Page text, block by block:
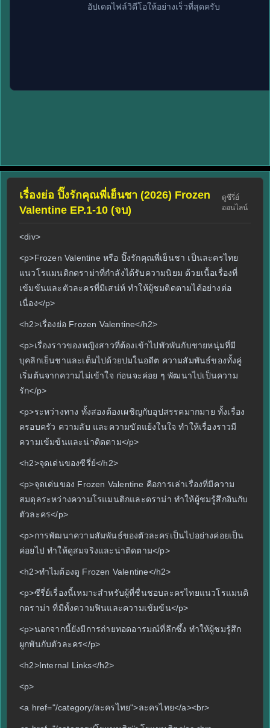
อัปเดตไฟล์วิดีโอให้อย่างเร็วที่สุดครับ
เรื่องย่อ ปิ๊งรักคุณพี่เย็นชา (2026) Frozen
Valentine EP.1-10 (จบ)
ดูซีรี่ย์
ออนไลน์
<div>
<p>Frozen Valentine หรือ ปิ๊งรักคุณพี่เย็นชา เป็นละครไทย
แนวโรแมนติกดราม่าที่กำลังได้รับความนิยม ด้วยเนื้อเรื่องที่
เข้มข้นและตัวละครที่มีเสน่ห์ ทำให้ผู้ชมติดตามได้อย่างต่อ
เนื่อง</p>
<h2>เรื่องย่อ Frozen Valentine</h2>
<p>เรื่องราวของหญิงสาวที่ต้องเข้าไปพัวพันกับชายหนุ่มที่มี
บุคลิกเย็นชาและเต็มไปด้วยปมในอดีต ความสัมพันธ์ของทั้งคู่
เริ่มต้นจากความไม่เข้าใจ ก่อนจะค่อย ๆ พัฒนาไปเป็นความ
รัก</p>
<p>ระหว่างทาง ทั้งสองต้องเผชิญกับอุปสรรคมากมาย ทั้งเรื่อง
ครอบครัว ความลับ และความขัดแย้งในใจ ทำให้เรื่องราวมี
ความเข้มข้นและน่าติดตาม</p>
<h2>จุดเด่นของซีรี่ย์</h2>
<p>จุดเด่นของ Frozen Valentine คือการเล่าเรื่องที่มีความ
สมดุลระหว่างความโรแมนติกและดราม่า ทำให้ผู้ชมรู้สึกอินกับ
ตัวละคร</p>
<p>การพัฒนาความสัมพันธ์ของตัวละครเป็นไปอย่างค่อยเป็น
ค่อยไป ทำให้ดูสมจริงและน่าติดตาม</p>
<h2>ทำไมต้องดู Frozen Valentine</h2>
<p>ซีรี่ย์เรื่องนี้เหมาะสำหรับผู้ที่ชื่นชอบละครไทยแนวโรแมนติ
กดราม่า ที่มีทั้งความฟินและความเข้มข้น</p>
<p>นอกจากนี้ยังมีการถ่ายทอดอารมณ์ที่ลึกซึ้ง ทำให้ผู้ชมรู้สึก
ผูกพันกับตัวละคร</p>
<h2>Internal Links</h2>
<p>
<a href="/category/ละครไทย">ละครไทย</a><br>